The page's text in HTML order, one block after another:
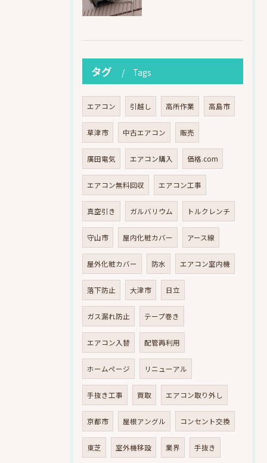
タグ Tags
エアコン 引越し 高所作業 高島市
草津市 中古エアコン 販売
廣田電気 エアコン購入 価格.com
エアコン無料回収 エアコン工事
真空引き ガルバリウム トルクレンチ
守山市 屋内化粧カバー アース線
屋外化粧カバー 防水 エアコン室内機
落下防止 大津市 日立
ガス漏れ防止 テープ巻き
エアコン入替 配管再利用
ホームページ リニューアル
手抜き工事 買取 エアコン取り外し
京都市 屋根アングル コンセント交換
東芝 室外機移設 業界 手抜き